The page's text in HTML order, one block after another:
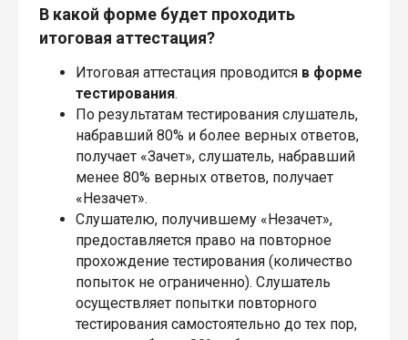
В какой форме будет проходить
итоговая аттестация?
Итоговая аттестация проводится в форме
тестирования.
По результатам тестирования слушатель,
набравший 80% и более верных ответов,
получает «Зачет», слушатель, набравший
менее 80% верных ответов, получает
«Незачет».
Слушателю, получившему «Незачет»,
предоставляется право на повторное
прохождение тестирования (количество
попыток не ограниченно). Слушатель
осуществляет попытки повторного
тестирования самостоятельно до тех пор,